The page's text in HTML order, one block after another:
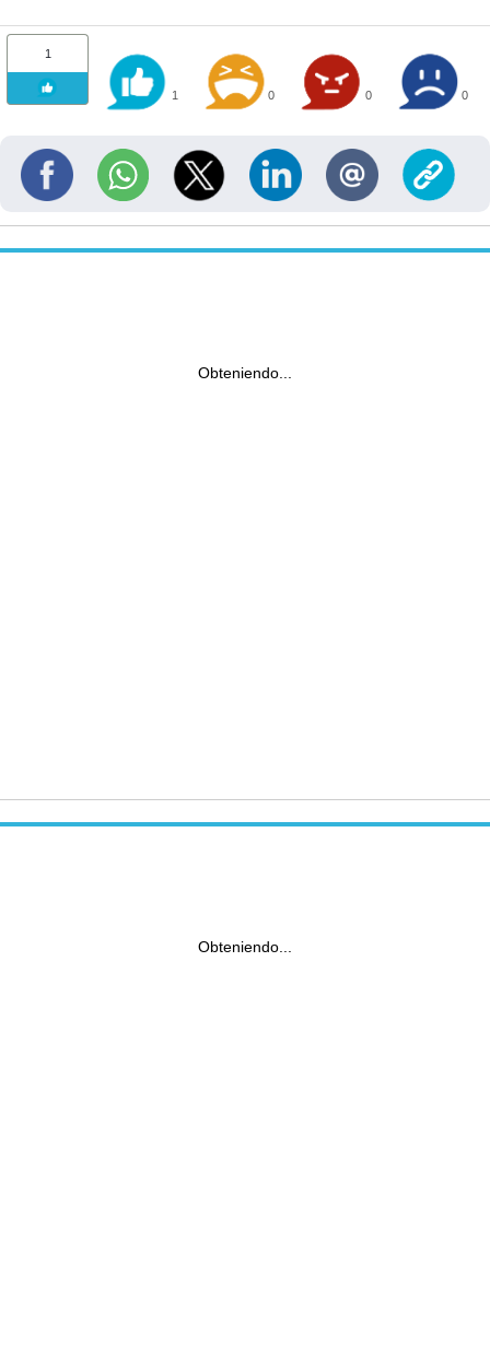
1
1 0 0 0
Obteniendo...
Obteniendo...